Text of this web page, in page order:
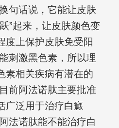
句话说，它能让皮肤
”起来，让皮肤颜色变
度上保护皮肤免受阳
刺激黑色素，所以理
素相关疾病有潜在的
前阿法诺肽主要批准
广泛用于治疗白癜
法诺肽能不能治疗白